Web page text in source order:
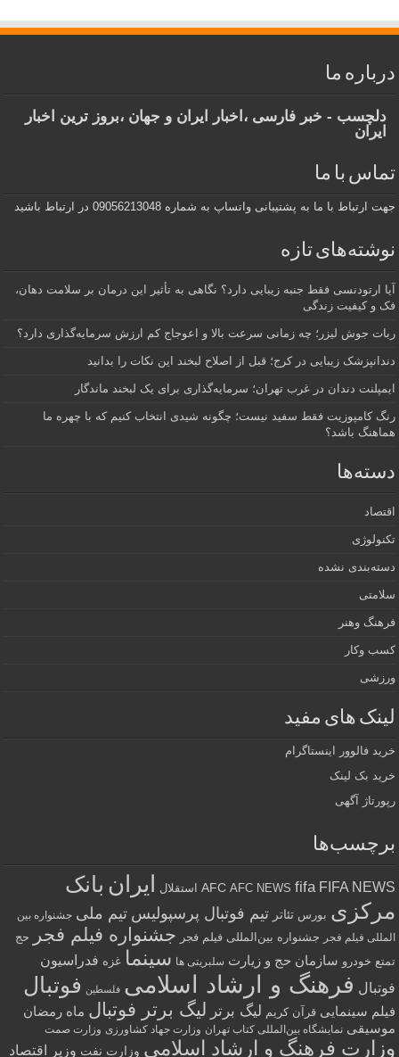
درباره ما
دلچسب - خبر فارسی ،اخبار ایران و جهان ،بروز ترین اخبار
ایران
تماس با ما
جهت ارتباط با ما به پشتیبانی واتساپ به شماره 09056213048 در ارتباط باشید
نوشته‌های تازه
آیا ارتودنسی فقط جنبه زیبایی دارد؟ نگاهی به تأثیر این درمان بر سلامت دهان،
فک و کیفیت زندگی
ربات جوش لیزر؛ چه زمانی سرعت بالا و اعوجاج کم ارزش سرمایه‌گذاری دارد؟
دندانپزشک زیبایی در کرج؛ قبل از اصلاح لبخند این نکات را بدانید
ایمپلنت دندان در غرب تهران؛ سرمایه‌گذاری برای یک لبخند ماندگار
رنگ کامپوزیت فقط سفید نیست؛ چگونه شیدی انتخاب کنیم که با چهره ما
هماهنگ باشد؟
دسته‌ها
اقتصاد
تکنولوژی
دسته‌بندی نشده
سلامتی
فرهنگ وهنر
کسب وکار
ورزشی
لینک های مفید
خرید فالوور اینستاگرام
خرید بک لینک
رپورتاژ آگهی
برچسب‌ها
AFC AFC NEWS fifa FIFA NEWS استقلال ایران بانک
مرکزی بورس تئاتر تیم فوتبال پرسپولیس تیم ملی جشنواره بین
المللی فیلم فجر جشنواره بین‌المللی فیلم فجر جشنواره فیلم فجر
حج
تمتع خودرو سازمان حج و زیارت سلبریتی ها سینما غزه فدراسیون
فوتبال فرهنگ و ارشاد اسلامی فلسطین فوتبال
فیلم سینمایی قرآن کریم لیگ برتر لیگ برتر فوتبال ماه رمضان
موسیقی نمایشگاه بین‌المللی کتاب تهران وزارت جهاد کشاورزی وزارت صمت
وزارت فرهنگ و ارشاد اسلامی وزارت نفت وزیر اقتصاد